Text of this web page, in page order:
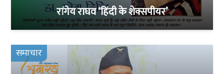
रांगेय राघव ‘हिंदी के शेक्सपीयर’
समाचार